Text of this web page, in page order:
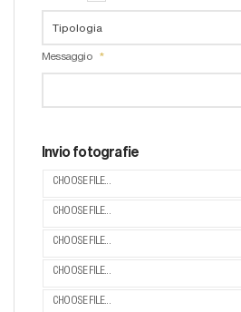
Messaggio
Invio fotografie
CHOOSE FILE...
CHOOSE FILE...
CHOOSE FILE...
CHOOSE FILE...
CHOOSE FILE...